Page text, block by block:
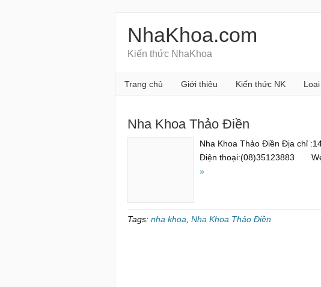
NhaKhoa.com
Kiến thức NhaKhoa
Trang chủ Giới thiệu Kiến thức NK
Nha Khoa Thảo Điền
Nha Khoa Thảo Điền Địa chỉ
Điện thoại:(08)35123883
»
Tags: nha khoa Nha Khoa Thảo Điền